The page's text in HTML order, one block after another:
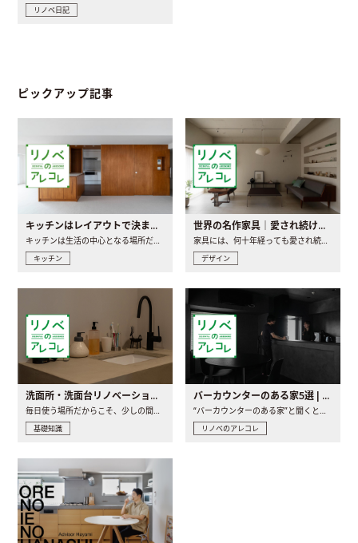
リノベ日記
ピックアップ記事
キッチンはレイアウトで決まる。後悔しないための考え方と選び方
キッチンは生活の中心となる場所だからこそ、家の中のどこに置..
キッチン
世界の名作家具｜愛され続ける理由と一生モノとの出会い方
家具には、何十年経っても愛され続ける「名作」と呼ばれるもの..
デザイン
洗面所・洗面台リノベーションの事例と間取りアイデア
基礎知識
バーカウンターのある家5選 | 日常に馴染む“距離の近い”キッチンとは
リノベのアレコレ